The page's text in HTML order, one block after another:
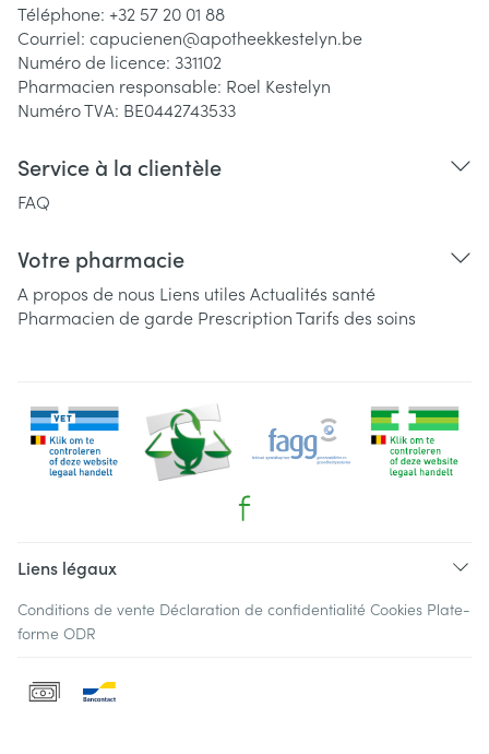
Téléphone: +32 57 20 01 88
Courriel: capucienen@apotheekkestelyn.be
Numéro de licence: 331102
Pharmacien responsable: Roel Kestelyn
Numéro TVA: BE0442743533
Service à la clientèle
FAQ
Votre pharmacie
A propos de nous Liens utiles Actualités santé
Pharmacien de garde PrescriptionTarifs des soins
Liens légaux
Conditions de vente Déclaration de confidentialité Cookies Plate-
forme ODR